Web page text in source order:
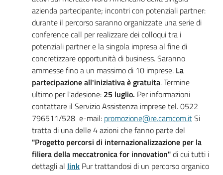
azienda partecipante; incontri con potenziali partner:
durante il percorso saranno organizzate una serie di
conference call per realizzare dei colloqui tra i
potenziali partner e la singola impresa al fine di
concretizzare opportunità di business. Saranno
ammesse fino a un massimo di 10 imprese. La
partecipazione all'iniziativa è gratuita. Termine
ultimo per l'adesione: 25 luglio. Per informazioni
contattare il Servizio Assistenza imprese tel. 0522
796511/528 e-mail: promozione@re.camcom.itSi
tratta di una delle 4 azioni che fanno parte del
"Progetto percorsi di internazionalizzazione per la
filiera della meccatronica for innovation"di cui tutti i
dettagli al link Pur trattandosi di un percorso organico